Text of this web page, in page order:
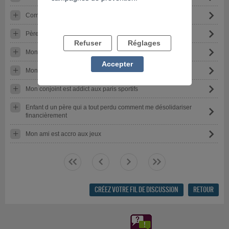
Comment faire des projets?
Père accro au PMU
Mon conjoint : joueur et menteur
Mon mari est joueur compulsif
Mon conjoint est addict aux paris sportifs
Enfant d un père qui a tout perdu comment me désolidariser
financièrement
Mon ami est accro aux jeux
<< < > >>
CRÉEZ VOTRE FIL DE DISCUSSION RETOUR
Refuser Réglages
Accepter